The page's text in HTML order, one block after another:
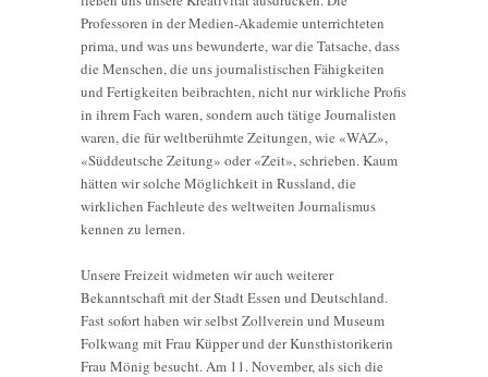
Professoren in der Medien-Akademie unterrichteten
prima, und was uns bewunderte, war die Tatsache, dass
die Menschen, die uns journalistischen Fähigkeiten
und Fertigkeiten beibrachten, nicht nur wirkliche Profis
in ihrem Fach waren, sondern auch tätige Journalisten
waren, die für weltberühmte Zeitungen, wie «WAZ»,
«Süddeutsche Zeitung» oder «Zeit», schrieben. Kaum
hätten wir solche Möglichkeit in Russland, die
wirklichen Fachleute des weltweiten Journalismus
kennen zu lernen.
Unsere Freizeit widmeten wir auch weiterer
Bekanntschaft mit der Stadt Essen und Deutschland.
Fast sofort haben wir selbst Zollverein und Museum
Folkwang mit Frau Küpper und der Kunsthistorikerin
Frau Mönig besucht. Am 11. November, als sich die